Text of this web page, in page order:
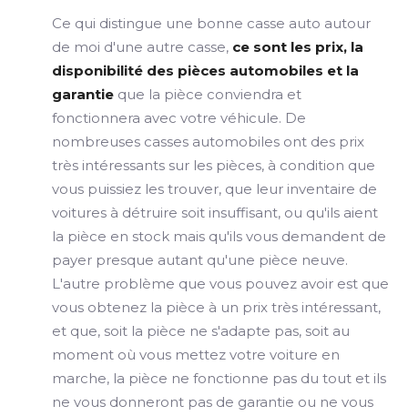
Ce qui distingue une bonne casse auto autour
de moi d'une autre casse, ce sont les prix, la
disponibilité des pièces automobiles et la
garantie que la pièce conviendra et
fonctionnera avec votre véhicule. De
nombreuses casses automobiles ont des prix
très intéressants sur les pièces, à condition que
vous puissiez les trouver, que leur inventaire de
voitures à détruire soit insuffisant, ou qu'ils aient
la pièce en stock mais qu'ils vous demandent de
payer presque autant qu'une pièce neuve.
L'autre problème que vous pouvez avoir est que
vous obtenez la pièce à un prix très intéressant,
et que, soit la pièce ne s'adapte pas, soit au
moment où vous mettez votre voiture en
marche, la pièce ne fonctionne pas du tout et ils
ne vous donneront pas de garantie ou ne vous